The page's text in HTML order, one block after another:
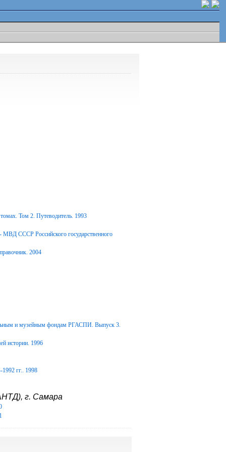
Том 2. Путеводитель. 1993
МВД СССР Российского государственного
2004
и музейным фондам РГАСПИ. Выпуск 3.
истории. 1996
гг.. 1998
г. Самара